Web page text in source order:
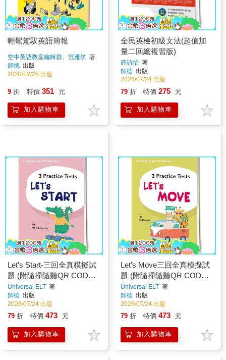
輕鬆駕馭英語簡報
空中英語教室編輯群、范雅筑 著
師德 出版
2020/12/25 出版
9 折 特價 351 元
加入購物車
全民英檢初級文法(超值加
量二回總複習版)
薛詩怡 著
師德 出版
2026/07/24 出版
79 折 特價 275 元
加入購物車
Let’s Start-三回全真模擬試
題 (附隨掃隨聽QR CODE
音檔) (Pre-A1 Starters)
Universal ELT 著
師德 出版
2026/07/24 出版
79 折 特價 473 元
加入購物車
Let’s Move三回全真模擬試
題 (附隨掃隨聽QR CODE
音檔) (A1 Movers)
Universal ELT 著
師德 出版
2026/07/24 出版
79 折 特價 473 元
加入購物車